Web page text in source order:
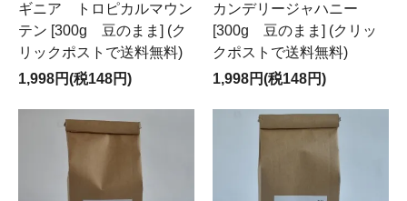
ギニア トロピカルマウン
テン [300g 豆のまま] (ク
リックポストで送料無料)
1,998円(税148円)
カンデリージャハニー
[300g 豆のまま] (クリッ
クポストで送料無料)
1,998円(税148円)